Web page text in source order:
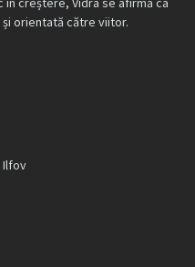
orientată către viitor.
Ilfov